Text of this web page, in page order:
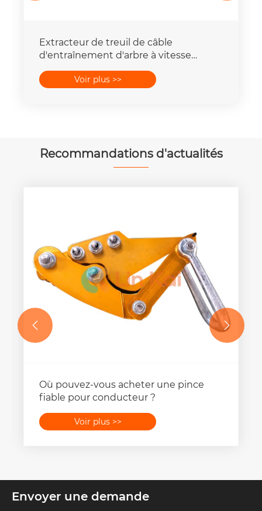
Extracteur de treuil de câble
d'entraînement d'arbre à vitesse
Voir plus >>
Recommandations d'actualités
Où pouvez-vous acheter une pince
fiable pour conducteur ?
Voir plus >>
 
Envoyer une demande